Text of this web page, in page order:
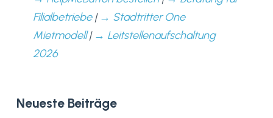
Filialbetriebe| → Stadtritter One
Mietmodell| → Leitstellenaufschaltung
2026
Neueste Beiträge